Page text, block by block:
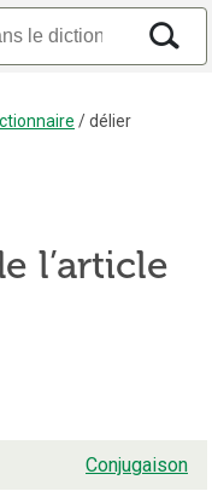
/délier
l’article
Conjugaison